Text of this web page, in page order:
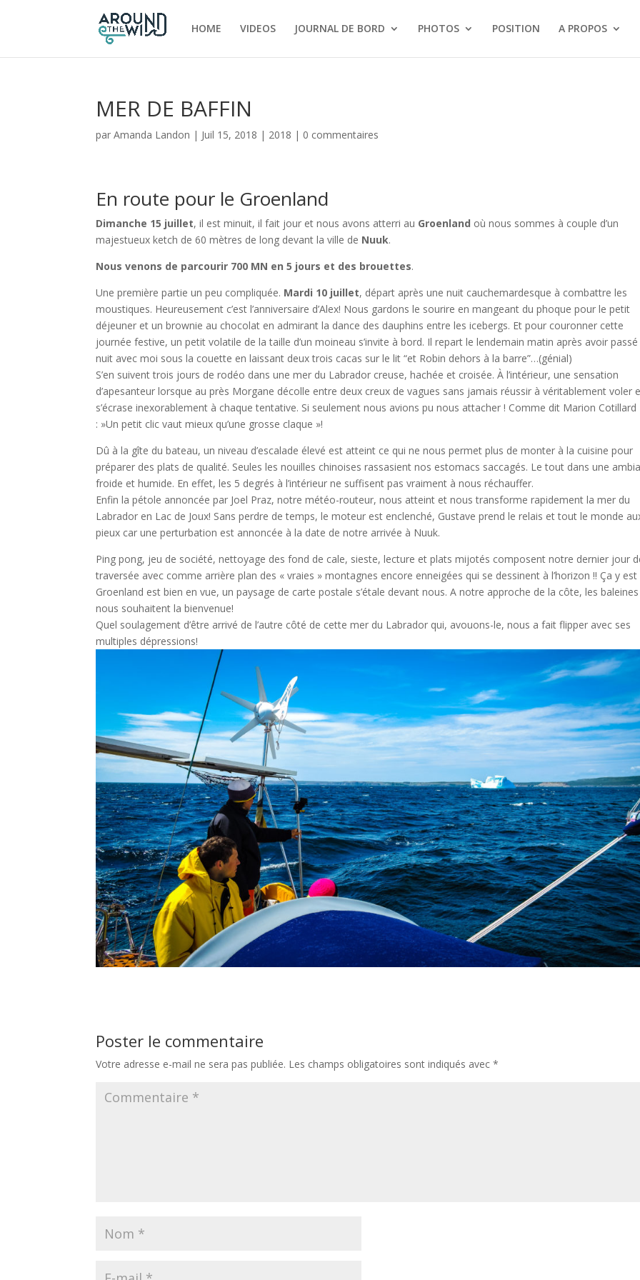
HOME VIDEOS JOURNAL DE BORD PHOTOS POSITION A PROPOS
MER DE BAFFIN
parAmanda Landon | Juil 15, 2018 | 2018 | 0 commentaires
En route pour le Groenland
Dimanche 15 juillet, il est minuit, il fait jour et nous avons atterri au Groenland où nous sommes à couple d’un
majestueux ketch de 60 mètres de long devant la ville de Nuuk.
Nous venons de parcourir 700 MN en 5 jours et des brouettes.
Une première partie un peu compliquée. Mardi 10 juillet, départ après une nuit cauchemardesque à combattre les
moustiques. Heureusement c’est l’anniversaire d’Alex! Nous gardons le sourire en mangeant du phoque pour le petit
déjeuner et un brownie au chocolat en admirant la dance des dauphins entre les icebergs. Et pour couronner cette
journée festive, un petit volatile de la taille d’un moineau s’invite à bord. Il repart le lendemain matin après avoir passé
nuit avec moi sous la couette en laissant deux trois cacas sur le lit “et Robin dehors à la barre”…(génial)
S’en suivent trois jours de rodéo dans une mer du Labrador creuse, hachée et croisée. À l’intérieur, une sensation
d’apesanteur lorsque au près Morgane décolle entre deux creux de vagues sans jamais réussir à véritablement voler
s’écrase inexorablement à chaque tentative. Si seulement nous avions pu nous attacher ! Comme dit Marion Cotillard
: »Un petit clic vaut mieux qu’une grosse claque »!
Dû à la gîte du bateau, un niveau d’escalade élevé est atteint ce qui ne nous permet plus de monter à la cuisine pour
préparer des plats de qualité. Seules les nouilles chinoises rassasient nos estomacs saccagés. Le tout dans une
froide et humide. En effet, les 5 degrés à l’intérieur ne suffisent pas vraiment à nous réchauffer.
Enfin la pétole annoncée par Joel Praz, notre météo-routeur, nous atteint et nous transforme rapidement la mer du
Labrador en Lac de Joux! Sans perdre de temps, le moteur est enclenché, Gustave prend le relais et tout le monde
pieux car une perturbation est annoncée à la date de notre arrivée à Nuuk.
Ping pong, jeu de société, nettoyage des fond de cale, sieste, lecture et plats mijotés composent notre dernier jour
traversée avec comme arrière plan des « vraies » montagnes encore enneigées qui se dessinent à l’horizon !! Ça y est
Groenland est bien en vue, un paysage de carte postale s’étale devant nous. A notre approche de la côte, les baleines
nous souhaitent la bienvenue!
Quel soulagement d’être arrivé de l’autre côté de cette mer du Labrador qui, avouons-le, nous a fait flipper avec ses
multiples dépressions!
Poster le commentaire
Votre adresse e-mail ne sera pas publiée. Les champs obligatoires sont indiqués avec*